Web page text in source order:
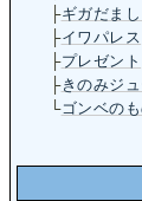
├ギガだまし
├イワパレス
├プレゼント
├きのみジ
└ゴンベの